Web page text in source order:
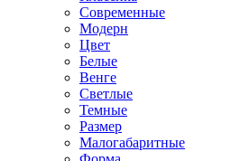
Современные
Модерн
Цвет
Белые
Венге
Светлые
Темные
Размер
Малогабаритные